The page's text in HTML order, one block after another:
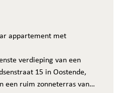
appartement met
verdieping van een
15 in Oostende,
een ruim zonneterras van